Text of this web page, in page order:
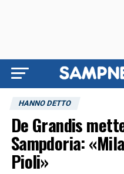
HANNO DETTO
De Grandis
Sampdoria:
Pioli»